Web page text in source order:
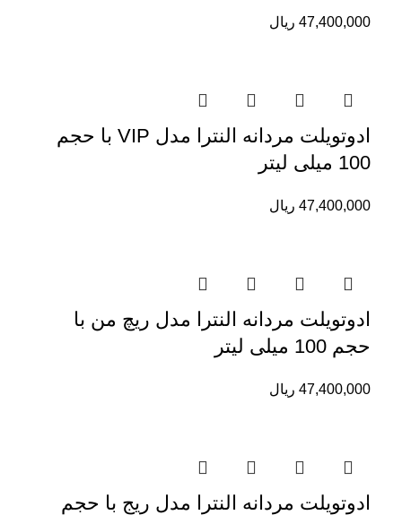
47,400,000 ریال
ادوتویلت مردانه النترا مدل VIP با حجم
100 میلی لیتر
47,400,000 ریال
ادوتویلت مردانه النترا مدل ریچ من با
حجم 100 میلی لیتر
47,400,000 ریال
ادوتویلت مردانه النترا مدل ریج با حجم